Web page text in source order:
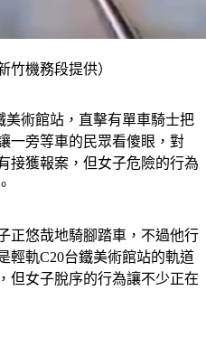
竹機務段提供）
美術館站，直擊有單車騎士把
一旁等車的民眾看傻眼，對
接獲報案，但女子危險的行為
正悠哉地騎腳踏車，不過他行
輕軌C20台鐵美術館站的軌道
但女子脫序的行為讓不少正在